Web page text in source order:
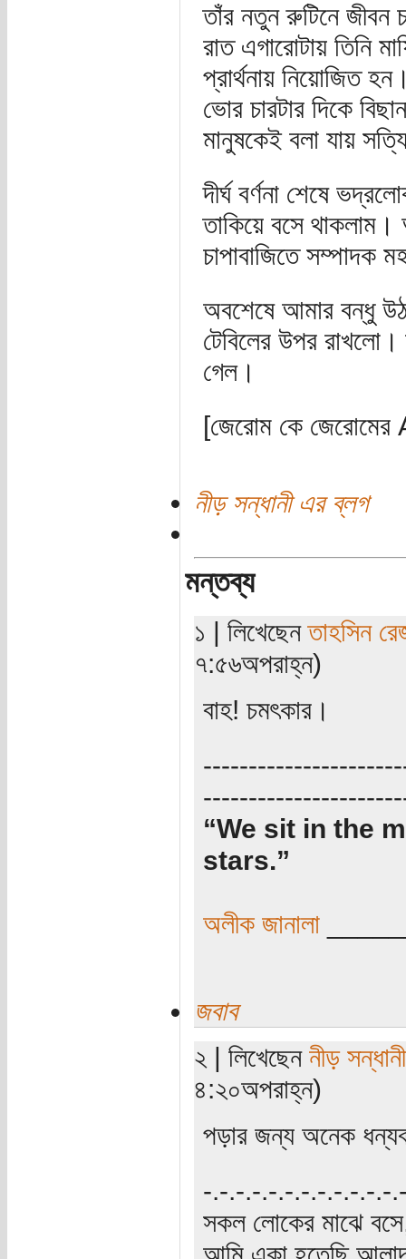
তাঁর নতুন রুটিনে জীবন
রাত এগারোটায় তিনি
প্রার্থনায় নিয়োজিত
ভোর চারটার দিকে
মানুষকেই বলা যায়
দীর্ঘ বর্ণনা শেষে
তাকিয়ে বসে
চাপাবাজিতে সম্পাদক
অবশেষে আমার বন্ধু
টেবিলের উপর রাখলো।
গেল।
[জেরোম কে
নীড় সন্ধানী এর ব্লগ
মন্তব্য
১ | লিখেছেনতাহসিন
৭:৫৬অপরাহ্ন)
বাহ! চমৎকার।
“We sit in the
stars.”
অলীক জানালা
জবাব
২ | লিখেছেন নীড় সন্ধানী
৪:২০অপরাহ্ন)
পড়ার জন্য অনেক
‍‌-.-.-.-.-.-.-.-.-.-.-.-
সকল লোকের মাঝে